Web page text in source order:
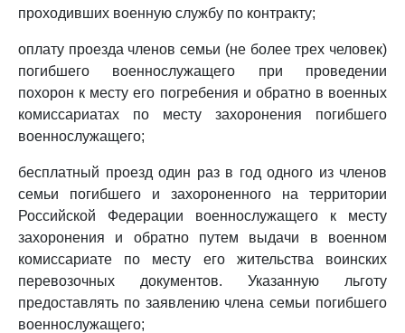
проходивших военную службу по контракту;
оплату проезда членов семьи (не более трех человек)
погибшего военнослужащего при проведении
похорон к месту его погребения и обратно в военных
комиссариатах по месту захоронения погибшего
военнослужащего;
бесплатный проезд один раз в год одного из членов
семьи погибшего и захороненного на территории
Российской Федерации военнослужащего к месту
захоронения и обратно путем выдачи в военном
комиссариате по месту его жительства воинских
перевозочных документов. Указанную льготу
предоставлять по заявлению члена семьи погибшего
военнослужащего;